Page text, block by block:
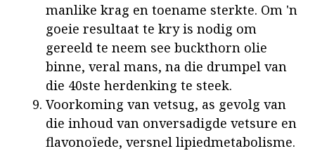
manlike krag en toename sterkte. Om 'n
goeie resultaat te kry is nodig om
gereeld te neem see buckthorn olie
binne, veral mans, na die drumpel van
die 40ste herdenking te steek.
Voorkoming van vetsug, as gevolg van
die inhoud van onversadigde vetsure en
flavonoïede, versnel lipiedmetabolisme.